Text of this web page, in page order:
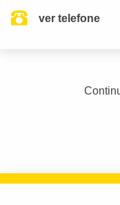
ver telefone